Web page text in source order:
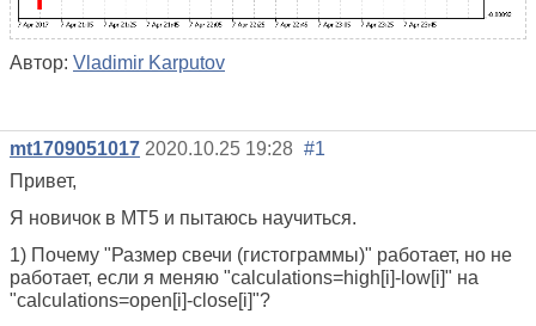
Автор: Vladimir Karputov
mt1709051017 2020.10.25 19:28 #1
Привет,
Я новичок в МТ5 и пытаюсь научиться.
1) Почему "Размер свечи (гистограммы)" работает, но не
работает, если я меняю "calculations=high[i]-low[i]" на
"calculations=open[i]-close[i]"?